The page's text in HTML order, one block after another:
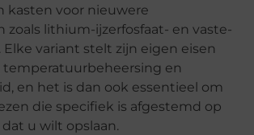
kasten voor nieuwere
zoals lithium-ijzerfosfaat- en vaste-
variant stelt zijn eigen eisen
temperatuurbeheersing en
en het is dan ook essentieel om
die specifiek is afgestemd op
u wilt opslaan.